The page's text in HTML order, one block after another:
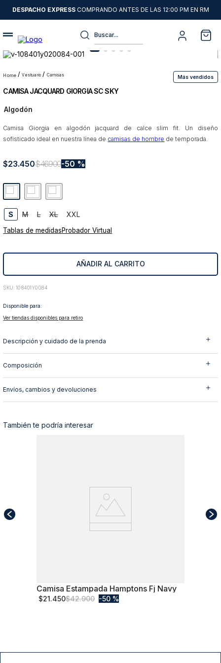
DESPACHO EXPRESSCOMPRANDO ANTES DE LAS 12:00 PM EN RM
Buscar...
vestuario camisas Más vendidos
CAMISA JACQUARD GIORGIA SC SKY
Algodón
Camisa Giorgia en algodón jacquard de calce slim fit. Un diseño
sofisticado ideal en nuestra línea de camisas de hombre de temporada.
$23.450$46.900 50 %
S M L XL XXL
Tablas de medidasProbador Virtual
AÑADIR AL CARRITO
: 108401Y0084
Disponible para:
Ver tiendas disponibles para retiro
Descripción y cuidado de la prenda
Composición
Envíos, cambios y devoluciones
También te podría interesar
M
Camisa Estampada Hamptons Fj Navy
$21.450$42.900 50 %
1.
sweater
2.
chaquetas
3.
pantalon
4.
camisas
6.
jeans
8.
chaqueta
9
poleron
10. abrigo